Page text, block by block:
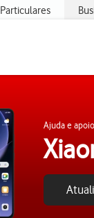
Particulares
Ajuda e